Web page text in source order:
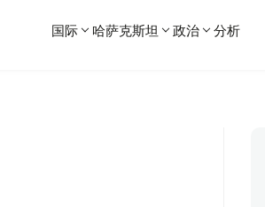
国际 哈萨克斯坦 政治 分析